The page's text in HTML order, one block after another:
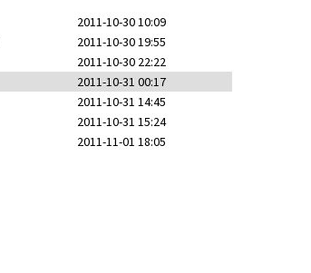
2011-10-30 10:09
2011-10-30 19:55
2011-10-30 22:22
2011-10-31 00:17
2011-10-31 14:45
2011-10-31 15:24
2011-11-01 18:05